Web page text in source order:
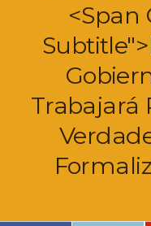
<span
Trabajará